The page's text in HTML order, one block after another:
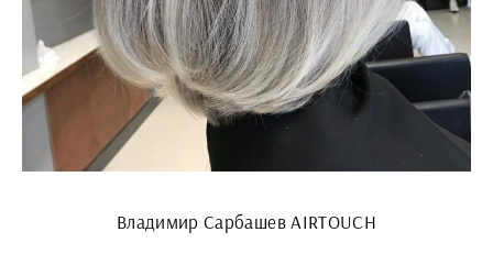
Владимир Сарбашев AIRTOUCH